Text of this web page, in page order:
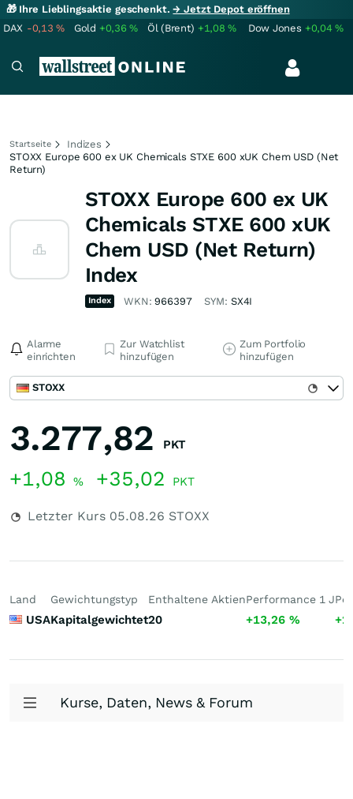
🎁 Ihre Lieblingsaktie geschenkt.→ Jetzt Depot eröffnen
DAX -0,13% Gold +0,36% Öl (Brent) +1,08% Dow Jones +0,04%
Startseite
Indizes
STOXX Europe 600 ex UK Chemicals STXE 600 xUK Chem USD (Net
Return)
STOXX Europe 600 ex UK
Chemicals STXE 600 xUK
Chem USD (Net Return)
Index
Index WKN:966397 SYM: SX4I
Alarme
einrichten
Zur Watchlist
hinzufügen
Zum Portfolio
hinzufügen
STOXX
3.277,82 PKT
+1,08 % +35,02 PKT
Letzter Kurs 05.08.26 STOXX
Land
USA
Gewichtungstyp
Kapitalgewichtet
Enthaltene Aktien
20
Performance 1 J
+13,26 %
Kurse, Daten, News & Forum